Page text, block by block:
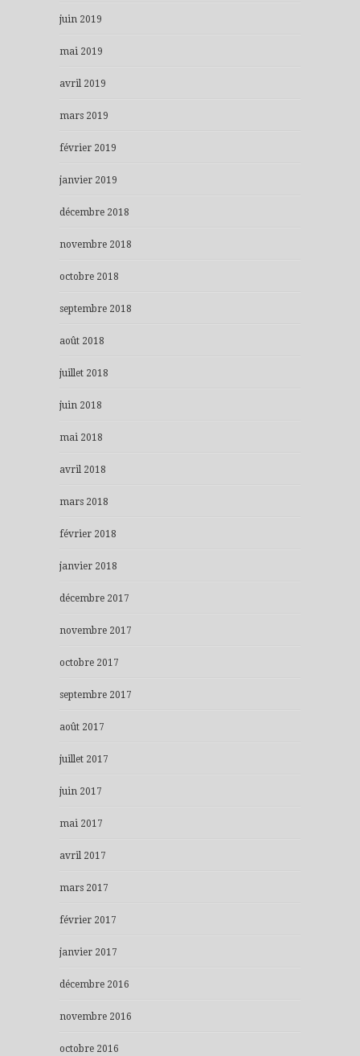
juin 2019
mai 2019
avril 2019
mars 2019
février 2019
janvier 2019
décembre 2018
novembre 2018
octobre 2018
septembre 2018
août 2018
juillet 2018
juin 2018
mai 2018
avril 2018
mars 2018
février 2018
janvier 2018
décembre 2017
novembre 2017
octobre 2017
septembre 2017
août 2017
juillet 2017
juin 2017
mai 2017
avril 2017
mars 2017
février 2017
janvier 2017
décembre 2016
novembre 2016
octobre 2016